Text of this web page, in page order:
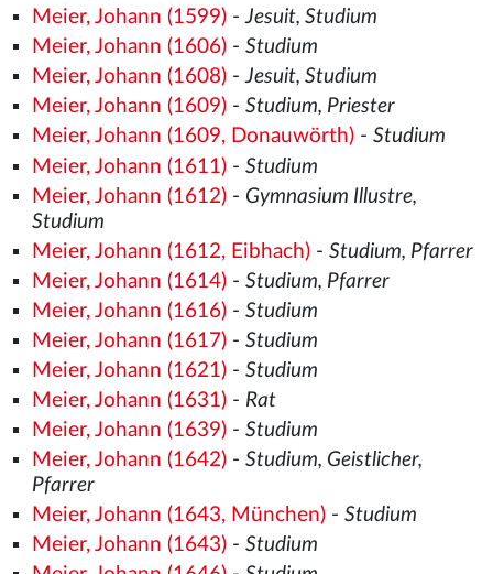
Meier, Johann (1599)-Jesuit, Studium
Meier, Johann (1606)- Studium
Meier, Johann (1608)-Jesuit, Studium
Meier, Johann (1609)- Studium, Priester
Meier, Johann (1609, Donauwörth)- Studium
Meier, Johann (1611)- Studium
Meier, Johann (1612)- Gymnasium Illustre,
Studium
Meier, Johann (1612, Eibhach)- Studium, Pfarrer
Meier, Johann (1614)- Studium, Pfarrer
Meier, Johann (1616)- Studium
Meier, Johann (1617)- Studium
Meier, Johann (1621)- Studium
Meier, Johann (1631)- Rat
Meier, Johann (1639)- Studium
Meier, Johann (1642)- Studium, Geistlicher,
Pfarrer
Meier, Johann (1643, München)- Studium
Meier, Johann (1643)- Studium